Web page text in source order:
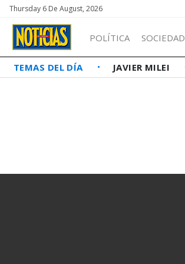
Thursday 6 De August, 2026
POLÍTICA SOCIEDAD
TEMAS DEL DÍA JAVIER MILEI